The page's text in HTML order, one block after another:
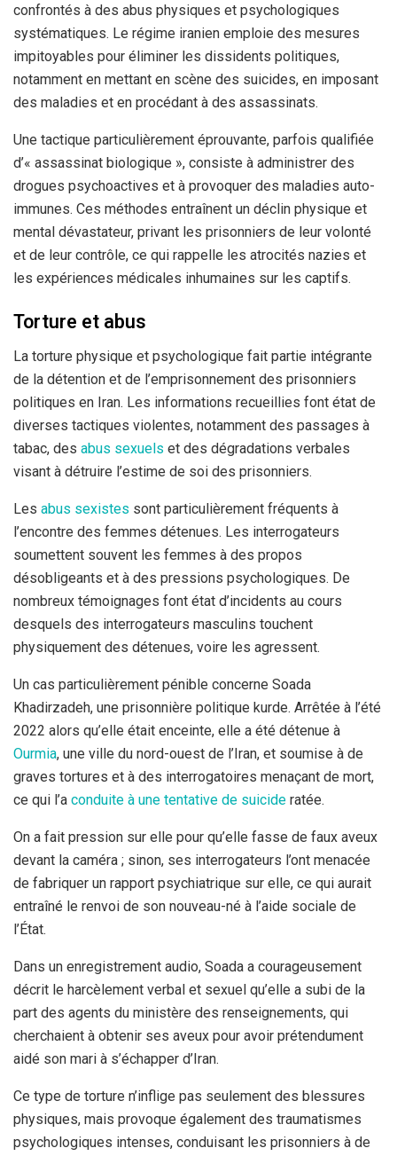
confrontés à des abus physiques et psychologiques
systématiques. Le régime iranien emploie des mesures
impitoyables pour éliminer les dissidents politiques,
notamment en mettant en scène des suicides, en imposant
des maladies et en procédant à des assassinats.
Une tactique particulièrement éprouvante, parfois qualifiée
d’« assassinat biologique », consiste à administrer des
drogues psychoactives et à provoquer des maladies auto-
immunes. Ces méthodes entraînent un déclin physique et
mental dévastateur, privant les prisonniers de leur volonté
et de leur contrôle, ce qui rappelle les atrocités nazies et
les expériences médicales inhumaines sur les captifs.
Torture et abus
La torture physique et psychologique fait partie intégrante
de la détention et de l’emprisonnement des prisonniers
politiques en Iran. Les informations recueillies font état de
diverses tactiques violentes, notamment des passages à
tabac, des abus sexuels et des dégradations verbales
visant à détruire l’estime de soi des prisonniers.
Les abus sexistes sont particulièrement fréquents à
l’encontre des femmes détenues. Les interrogateurs
soumettent souvent les femmes à des propos
désobligeants et à des pressions psychologiques. De
nombreux témoignages font état d’incidents au cours
desquels des interrogateurs masculins touchent
physiquement des détenues, voire les agressent.
Un cas particulièrement pénible concerne Soada
Khadirzadeh, une prisonnière politique kurde. Arrêtée à l’été
2022 alors qu’elle était enceinte, elle a été détenue à
Ourmia, une ville du nord-ouest de l’Iran, et soumise à de
graves tortures et à des interrogatoires menaçant de mort,
ce qui l’a conduite à une tentative de suicide ratée.
On a fait pression sur elle pour qu’elle fasse de faux aveux
devant la caméra ; sinon, ses interrogateurs l’ont menacée
de fabriquer un rapport psychiatrique sur elle, ce qui aurait
entraîné le renvoi de son nouveau-né à l’aide sociale de
l’État.
Dans un enregistrement audio, Soada a courageusement
décrit le harcèlement verbal et sexuel qu’elle a subi de la
part des agents du ministère des renseignements, qui
cherchaient à obtenir ses aveux pour avoir prétendument
aidé son mari à s’échapper d’Iran.
Ce type de torture n’inflige pas seulement des blessures
physiques, mais provoque également des traumatismes
psychologiques intenses, conduisant les prisonniers à de